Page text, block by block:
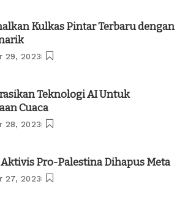
Kulkas Pintar Terbaru dengan
29, 2023
Teknologi AI Untuk
Cuaca
28, 2023
Pro-Palestina Dihapus Meta
27, 2023